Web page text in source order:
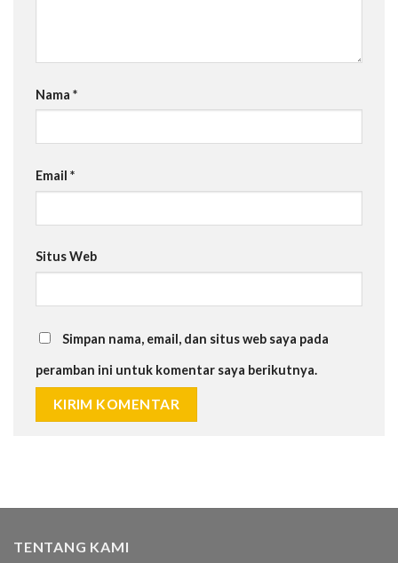
Nama *
Email *
Situs Web
Simpan nama, email, dan situs web saya pada
peramban ini untuk komentar saya berikutnya.
TENTANG KAMI